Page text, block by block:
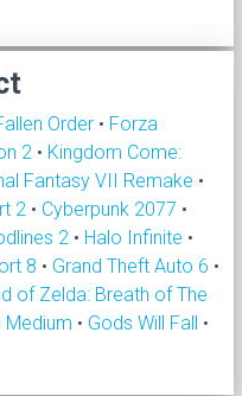
Order • Forza
2 • Kingdom Come:
Fantasy VII Remake •
2 • Cyberpunk 2077 •
2 • Halo Infinite •
8 • Grand Theft Auto 6 •
of Zelda: Breath of The
Medium • Gods Will Fall •